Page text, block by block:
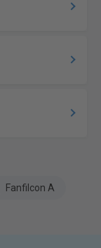
Fanfilcon A